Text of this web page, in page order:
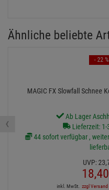
Ähnliche beliebte
MAGIC FX Slowfall Schnee
Ab Lager
Lieferzeit: 1-
44 sofort verfügbar ,
UVP:23,
18,40
inkl. MwSt. zzgl Versand
- 22 %
‹